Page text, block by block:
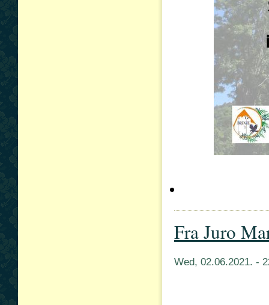
Fra Juro
Wed, 02.06.2021. -